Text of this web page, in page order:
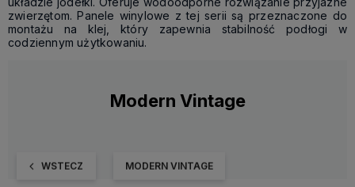
zwierzętom. Panele winylowe z tej serii są przeznaczone do
montażu na klej, który zapewnia stabilność podłogi w
codziennym użytkowaniu.
Modern Vintage
WSTECZ MODERN VINTAGE